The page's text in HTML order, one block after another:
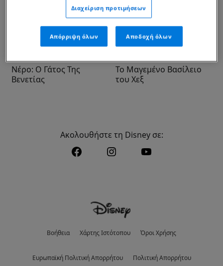
Εκδικητές: Η Άνοδος Του
Doctor Doom
Η Εποχή Των Παγετώνων
6: Σημείο Βρασμού
Νέρο: Ο Γάτος Της
Βενετίας
Το Μαγεμένο Βασίλειο
του Χεξ
Ακολουθήστε τη Disney σε:
Βοήθεια Χάρτης Ιστότοπου Όροι Χρήσης
Eυρωπαϊκή Πολιτική Απορρήτου Πολιτική Απορρήτου
Διαχείριση προτιμήσεων
Απόρριψη όλων Αποδοχή όλων